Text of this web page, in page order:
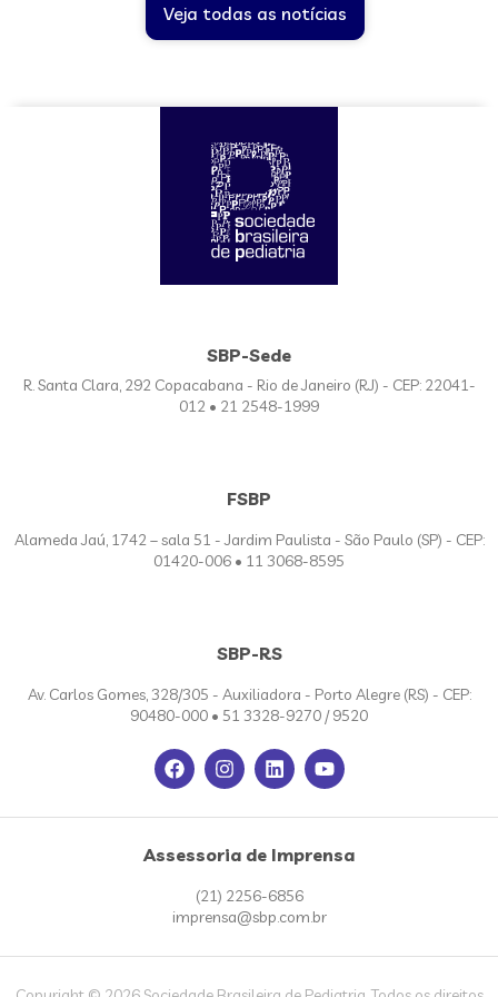
Veja todas as notícias
SBP-Sede
R. Santa Clara, 292 Copacabana - Rio de Janeiro (RJ) - CEP: 22041-
012 • 21 2548-1999
FSBP
Alameda Jaú, 1742 – sala 51 - Jardim Paulista - São Paulo (SP) - CEP:
01420-006 • 11 3068-8595
SBP-RS
Av. Carlos Gomes, 328/305 - Auxiliadora - Porto Alegre (RS) - CEP:
90480-000 • 51 3328-9270 / 9520
Assessoria de Imprensa
(21) 2256-6856
imprensa@sbp.com.br